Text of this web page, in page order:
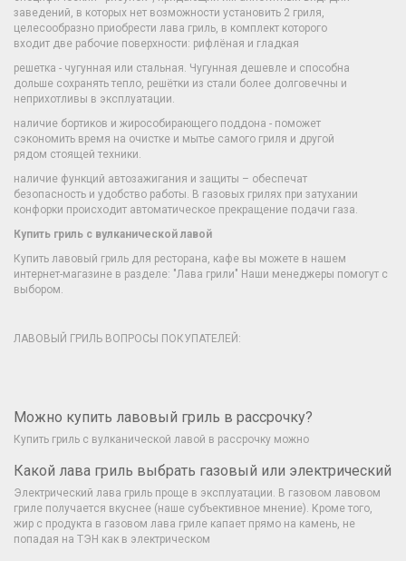
заведений, в которых нет возможности установить 2 гриля,
целесообразно приобрести лава гриль, в комплект которого
входит две рабочие поверхности: рифлёная и гладкая
решетка - чугунная или стальная. Чугунная дешевле и способна
дольше сохранять тепло, решётки из стали более долговечны и
неприхотливы в эксплуатации.
наличие бортиков и жирособирающего поддона - поможет
сэкономить время на очистке и мытье самого гриля и другой
рядом стоящей техники.
наличие функций автозажигания и защиты – обеспечат
безопасность и удобство работы. В газовых грилях при затухании
конфорки происходит автоматическое прекращение подачи газа.
Купить гриль с вулканической лавой
Купить лавовый гриль для ресторана, кафе вы можете в нашем
интернет-магазине в разделе: "Лава грили" Наши менеджеры помогут с
выбором.
ЛАВОВЫЙ ГРИЛЬ ВОПРОСЫ ПОКУПАТЕЛЕЙ:
Можно купить лавовый гриль в рассрочку?
Купить гриль с вулканической лавой в рассрочку можно
Какой лава гриль выбрать газовый или электрический
Электрический лава гриль проще в эксплуатации. В газовом лавовом
гриле получается вкуснее (наше субъективное мнение). Кроме того,
жир с продукта в газовом лава гриле капает прямо на камень, не
попадая на ТЭН как в электрическом